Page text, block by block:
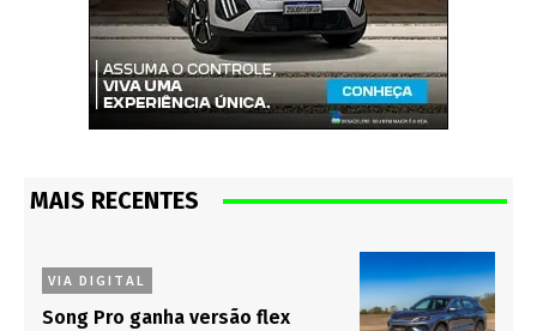
MAIS RECENTES
VIA DIGITAL
Song Pro ganha versão flex